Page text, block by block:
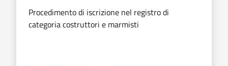
Procedimento di iscrizione nel registro di
categoria costruttori e marmisti